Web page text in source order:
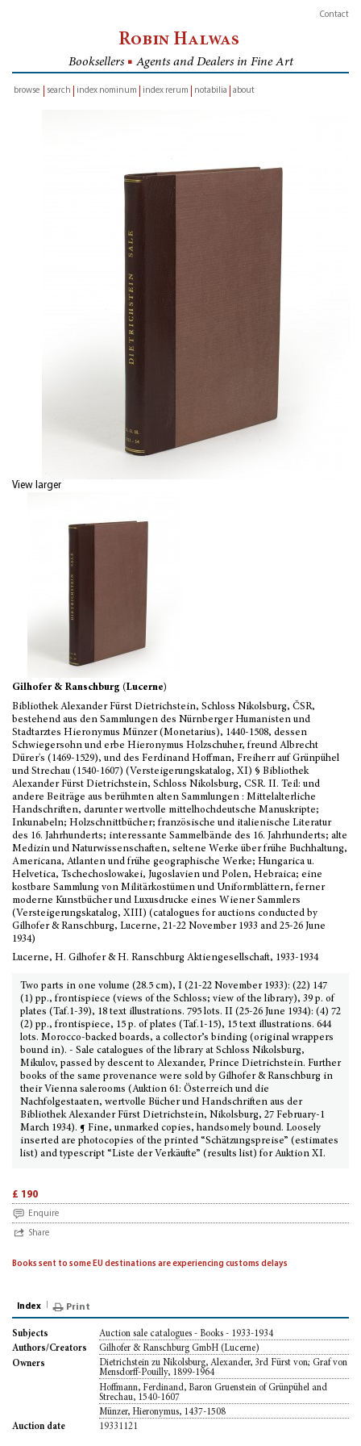
Contact
Robin Halwas
Booksellers ■ Agents and Dealers in Fine Art
browse
search index nominum index rerum notabilia about
View larger
Gilhofer & Ranschburg (Lucerne)
Bibliothek Alexander Fürst Dietrichstein, Schloss Nikolsburg, ČSR,
bestehend aus den Sammlungen des Nürnberger Humanisten und
Stadtarztes Hieronymus Münzer (Monetarius), 1440-1508, dessen
Schwiegersohn und erbe Hieronymus Holzschuher, freund Albrecht
Dürer's (1469-1529), und des Ferdinand Hoffman, Freiherr auf Grünpühel
und Strechau (1540-1607) (Versteigerungskatalog, XI) § Bibliothek
Alexander Fürst Dietrichstein, Schloss Nikolsburg, CSR. II. Teil: und
andere Beiträge aus berühmten alten Sammlungen : Mittelalterliche
Handschriften, darunter wertvolle mittelhochdeutsche Manuskripte;
Inkunabeln; Holzschnittbücher; französische und italienische Literatur
des 16. Jahrhunderts; interessante Sammelbände des 16. Jahrhunderts; alte
Medizin und Naturwissenschaften, seltene Werke über frühe Buchhaltung,
Americana, Atlanten und frühe geographische Werke; Hungarica u.
Helvetica, Tschechoslowakei, Jugoslavien und Polen, Hebraica; eine
kostbare Sammlung von Militärkostümen und Uniformblättern, ferner
moderne Kunstbücher und Luxusdrucke eines Wiener Sammlers
(Versteigerungskatalog, XIII) (catalogues for auctions conducted by
Gilhofer & Ranschburg, Lucerne, 21-22 November 1933 and 25-26 June
1934)
Lucerne, H. Gilhofer & H. Ranschburg Aktiengesellschaft, 1933-1934
Two parts in one volume (28.5 cm), I (21-22 November 1933): (22) 147
(1) pp., frontispiece (views of the Schloss; view of the library), 39 p. of
plates (Taf.1-39), 18 text illustrations. 795 lots. II (25-26 June 1934): (4) 72
(2) pp., frontispiece, 15 p. of plates (Taf.1-15), 15 text illustrations. 644
lots. Morocco-backed boards, a collector’s binding (original wrappers
bound in). - Sale catalogues of the library at Schloss Nikolsburg,
Mikulov, passed by descent to Alexander, Prince Dietrichstein. Further
books of the same provenance were sold by Gilhofer & Ranschburg in
their Vienna salerooms (Auktion 61: Österreich und die
Nachfolgestaaten, wertvolle Bücher und Handschriften aus der
Bibliothek Alexander Fürst Dietrichstein, Nikolsburg, 27 February-1
March 1934). ¶ Fine, unmarked copies, handsomely bound. Loosely
inserted are photocopies of the printed “Schätzungspreise” (estimates
list) and typescript “Liste der Verkäufte” (results list) for Auktion XI.
£ 190
Enquire
Share
Books sent to some EU destinations are experiencing customs delays
Index Print
Subjects
Auction sale catalogues - Books - 1933-1934
Authors/Creators
Gilhofer & Ranschburg GmbH (Lucerne)
Owners
Dietrichstein zu Nikolsburg, Alexander, 3rd Fürst von; Graf von
Mensdorff-Pouilly, 1899-1964
Hoffmann, Ferdinand, Baron Gruenstein of Grünpühel and
Strechau, 1540-1607
Münzer, Hieronymus, 1437-1508
Auction date
19331121